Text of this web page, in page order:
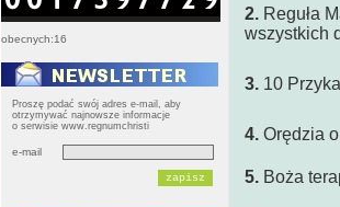
obecnych:16
Proszę podać swój adres e-mail, aby
otrzymywać najnowsze informacje
o serwisie www.regnumchristi
e-mail
2. Reguła
wszystkich
3. 10
4. Orędzia
5. Boża